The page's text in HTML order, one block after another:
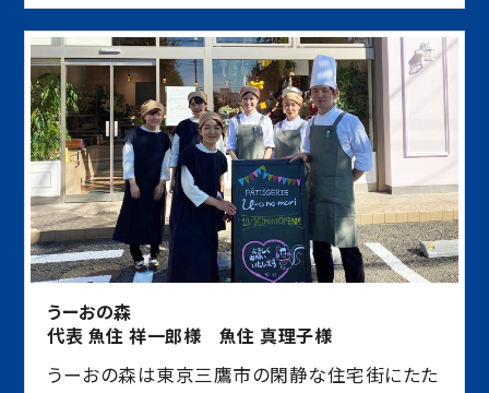
うーおの森
代表 魚住 祥一郎様 魚住 真理子様
うーおの森は東京三鷹市の閑静な住宅街にたた